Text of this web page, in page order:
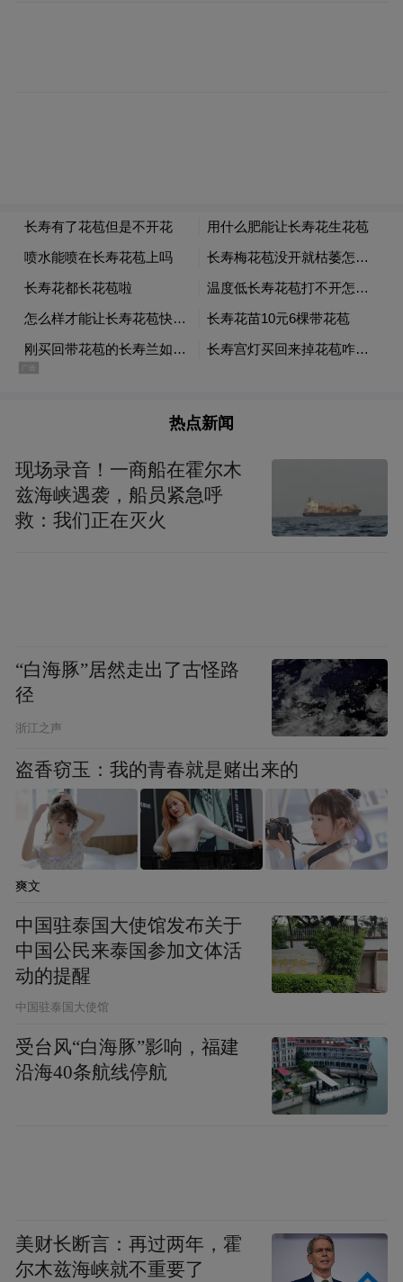
消防及基础设施老化问题，配合安防系统升
级，形成人防、物防、技防协同的立体防护
网络。在实施工程中，项目将最大化保留工
业桁架、红砖外墙等工业遗存肌理，结合绿
“我们按照‘两片三类’的改造思路，对项目进
行全方位、深层次的更新改造、激发老厂区
热点新闻
现场录音！一商船在霍尔木
兹海峡遇袭，船员紧急呼
救：我们正在灭火
“白海豚”居然走出了古怪路
径
浙江之声
盗香窃玉：我的青春就是赌出来的
爽文
中国驻泰国大使馆发布关于
中国公民来泰国参加文体活
动的提醒
中国驻泰国大使馆
受台风“白海豚”影响，福建
沿海40条航线停航
美财长断言：再过两年，霍
尔木兹海峡就不重要了